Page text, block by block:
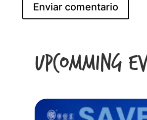
Upcomming